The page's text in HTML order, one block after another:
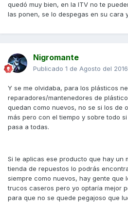
quedó muy bien, en la ITV no te
las ponen, se lo despegas en su cara
Nigromante
Publicado 1 de Agosto del 2016
Y se me olvidaba, para los plásticos
reparadores/mantenedores de
quedan como nuevos, no se si los de
más pero con el tiempo y sobre todo
pasa a todas.
Si le aplicas ese producto que hay un
tienda de repuestos lo podrás
siempre como nuevos, hay gente que
trucos caseros pero yo optaría mejor
para que no se quede pegajoso que